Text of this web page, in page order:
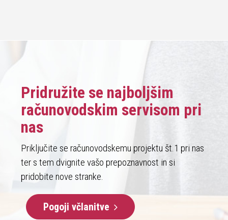
Pridružite se najboljšim
računovodskim servisom pri
nas
Priključite se računovodskemu projektu št.1 pri nas
ter s tem dvignite vašo prepoznavnost in si
pridobite nove stranke.
Pogoji včlanitve